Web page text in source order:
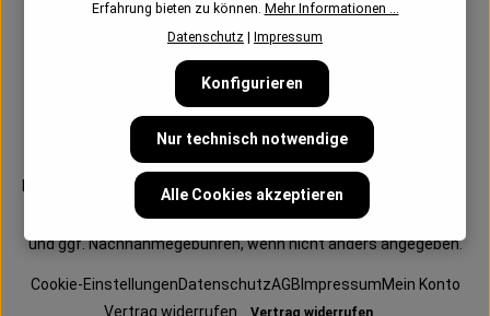
Alle Preise inkl. gesetzl. Mehrwertsteuer zzgl.Versandkosten
und ggf. Nachnahmegebühren, wenn nicht anders angegeben.
Cookie-EinstellungenDatenschutzAGB ImpressumMein Konto
Vertrag widerrufen
Vertrag widerrufen
Erfahrung bieten zu können. Mehr Informationen ...
Datenschutz
Impressum
Nur technisch notwendige
Konfigurieren
Alle Cookies akzeptieren